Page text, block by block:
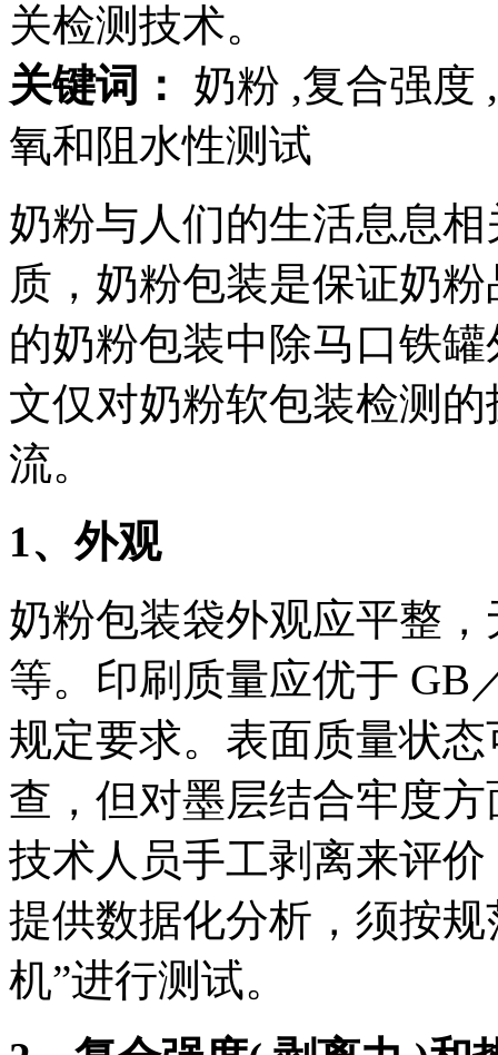
关检测技术。
关键词：
奶粉 ,复合强度
氧和阻水性测试
奶粉与人们的生活息息
质，奶粉包装是保证奶
的奶粉包装中除马口铁
文仅对奶粉软包装检测
流。
1、外观
奶粉包装袋外观应平整
等。印刷质量应优于 GB
规定要求。表面质量状
查，但对墨层结合牢度
技术人员手工剥离来评
提供数据化分析，须按
机”进行测试。